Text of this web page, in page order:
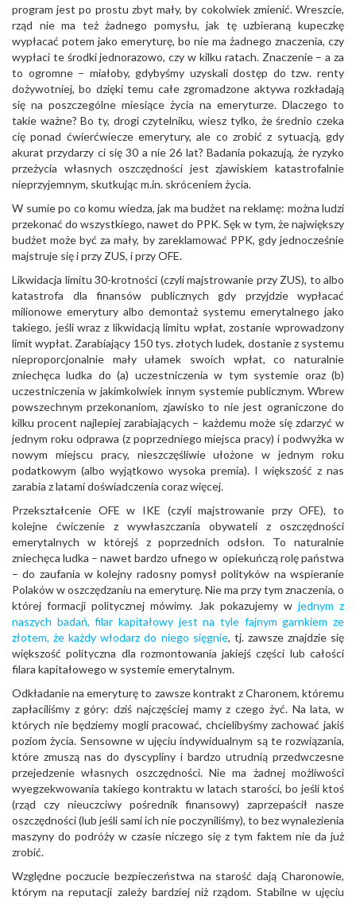
program jest po prostu zbyt mały, by cokolwiek zmienić. Wreszcie,
rząd nie ma też żadnego pomysłu, jak tę uzbieraną kupeczkę
wypłacać potem jako emeryturę, bo nie ma żadnego znaczenia, czy
wypłaci te środki jednorazowo, czy w kilku ratach. Znaczenie – a za
to ogromne – miałoby, gdybyśmy uzyskali dostęp do tzw. renty
dożywotniej, bo dzięki temu całe zgromadzone aktywa rozkładają
się na poszczególne miesiące życia na emeryturze. Dlaczego to
takie ważne? Bo ty, drogi czytelniku, wiesz tylko, że średnio czeka
cię ponad ćwierćwiecze emerytury, ale co zrobić z sytuacją, gdy
akurat przydarzy ci się 30 a nie 26 lat? Badania pokazują, że ryzyko
przeżycia własnych oszczędności jest zjawiskiem katastrofalnie
nieprzyjemnym, skutkując m.in. skróceniem życia.
W sumie po co komu wiedza, jak ma budżet na reklamę: można ludzi
przekonać do wszystkiego, nawet do PPK. Sęk w tym, że największy
budżet może być za mały, by zareklamować PPK, gdy jednocześnie
majstruje się i przy ZUS, i przy OFE.
Likwidacja limitu 30-krotności (czyli majstrowanie przy ZUS), to albo
katastrofa dla finansów publicznych gdy przyjdzie wypłacać
milionowe emerytury albo demontaż systemu emerytalnego jako
takiego, jeśli wraz z likwidacją limitu wpłat, zostanie wprowadzony
limit wypłat. Zarabiający 150 tys. złotych ludek, dostanie z systemu
nieproporcjonalnie mały ułamek swoich wpłat, co naturalnie
zniechęca ludka do (a) uczestniczenia w tym systemie oraz (b)
uczestniczenia w jakimkolwiek innym systemie publicznym. Wbrew
powszechnym przekonaniom, zjawisko to nie jest ograniczone do
kilku procent najlepiej zarabiających – każdemu może się zdarzyć w
jednym roku odprawa (z poprzedniego miejsca pracy) i podwyżka w
nowym miejscu pracy, nieszczęśliwie ułożone w jednym roku
podatkowym (albo wyjątkowo wysoka premia). I większość z nas
zarabia z latami doświadczenia coraz więcej.
Przekształcenie OFE w IKE (czyli majstrowanie przy OFE), to
kolejne ćwiczenie z wywłaszczania obywateli z oszczędności
emerytalnych w którejś z poprzednich odsłon. To naturalnie
zniechęca ludka – nawet bardzo ufnego w opiekuńczą rolę państwa
– do zaufania w kolejny radosny pomysł polityków na wspieranie
Polaków w oszczędzaniu na emeryturę. Nie ma przy tym znaczenia, o
której formacji politycznej mówimy. Jak pokazujemy w jednym z
naszych badań, filar kapitałowy jest na tyle fajnym garnkiem ze
złotem, że każdy włodarz do niego sięgnie, tj. zawsze znajdzie się
większość polityczna dla rozmontowania jakiejś części lub całości
filara kapitałowego w systemie emerytalnym.
Odkładanie na emeryturę to zawsze kontrakt z Charonem, któremu
zapłaciliśmy z góry: dziś najczęściej mamy z czego żyć. Na lata, w
których nie będziemy mogli pracować, chcielibyśmy zachować jakiś
poziom życia. Sensowne w ujęciu indywidualnym są te rozwiązania,
które zmuszą nas do dyscypliny i bardzo utrudnią przedwczesne
przejedzenie własnych oszczędności. Nie ma żadnej możliwości
wyegzekwowania takiego kontraktu w latach starości, bo jeśli ktoś
(rząd czy nieuczciwy pośrednik finansowy) zaprzepaścił nasze
oszczędności (lub jeśli sami ich nie poczyniliśmy), to bez wynalezienia
maszyny do podróży w czasie niczego się z tym faktem nie da już
zrobić.
Względne poczucie bezpieczeństwa na starość dają Charonowie,
którym na reputacji zależy bardziej niż rządom. Stabilne w ujęciu